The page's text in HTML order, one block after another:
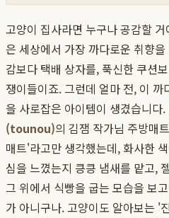
고양이 집사라면 누구나 공감할
은 세상에서 가장 까다로운 취향
감보다 택배 상자를, 푹신한 쿠션
쟁이들이죠. 그런데 얼마 전, 이
을 사로잡은 아이템이 생겼습니다
(tounou)의 김잼 작가님 주방매
매트'라고만 생각했는데, 화사한
심을 느꼈는지 킁킁 냄새를 맡고,
그 위에서 식빵을 굽는 모습을 보
가 아니구나. 고양이도 알아보는 '